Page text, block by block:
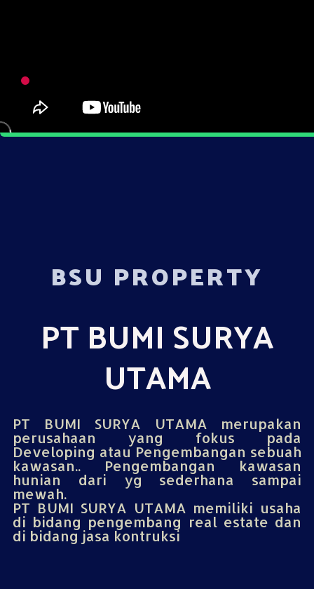
BSU PROPERTY
PT BUMI SURYA
UTAMA
PT BUMI SURYA UTAMA merupakan
perusahaan yang fokus pada
Developing atau Pengembangan sebuah
kawasan.. Pengembangan kawasan
hunian dari yg sederhana sampai
mewah.
PT BUMI SURYA UTAMA memiliki usaha
di bidang pengembang real estate dan
di bidang jasa kontruksi